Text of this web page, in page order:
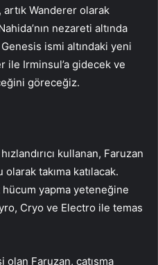
Wanderer olarak
nezareti altında
ismi altındaki yeni
ile Irminsul’a gidecek ve
göreceğiz.
kullanan, Faruzan
takıma katılacak.
yapma yeteneğine
Cryo ve Electro ile temas
olan Faruzan, çatışma